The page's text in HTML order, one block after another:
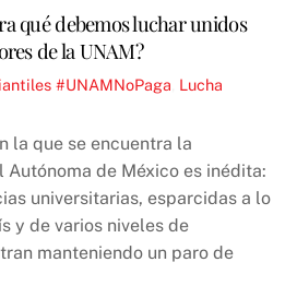
qué debemos luchar unidos
de la UNAM?
#UNAMNoPaga Lucha
la que se encuentra la
Autónoma de México es inédita:
universitarias, esparcidas a lo
y de varios niveles de
manteniendo un paro de